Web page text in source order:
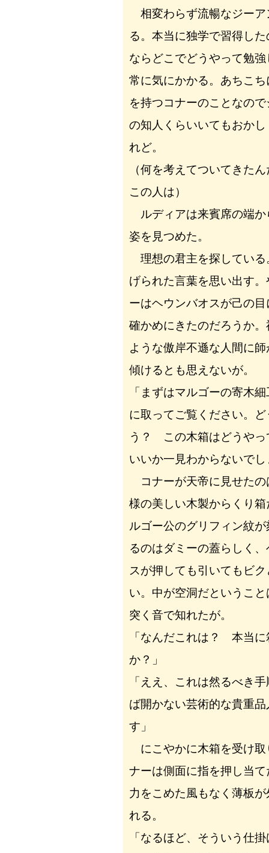
相変わらず流暢なジーア
る。本当に独学で習得し
ならどこでどうやって勉
常に気にかかる。あちこ
を持つコナーのことなの
の知人くらいいてもおか
れど。
（何を考えてついてきた
この人は）
ルディアは来賓席の端か
姿を見つめた。
理想の君主を探している
げられた言葉を思い出す
ーはヘウンバオスが己の
確かめにきたのだろうか
ような傲岸不遜な人間に
傾けるとも思えないが。
「まずはマルゴーの寄木
に取ってご覧ください。
う？ この木箱はどうやっ
いいか一見わからないで
コナーが天帝に見せたの
様の美しい木製からくり
ルゴー公のグリフィン紋
るのはダミーの蓋らしく
スが押しても引いてもビ
い。中が空洞だというこ
突く音で知れたが。
「なんだこれは？ 本当に
か？」
「ええ、これは然るべき
ば開かない芸術的な貴重
す」
にこやかに木箱を受け取
ナーは側面に指を押し当
力をこめた風もなく薄板
れる。
「なるほど、そういう仕